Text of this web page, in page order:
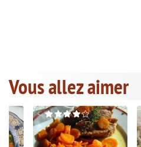
Vous allez aimer